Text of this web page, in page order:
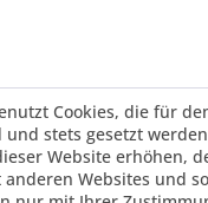
Cookies, die für
stets gesetzt
Website erhöhen,
Websites und